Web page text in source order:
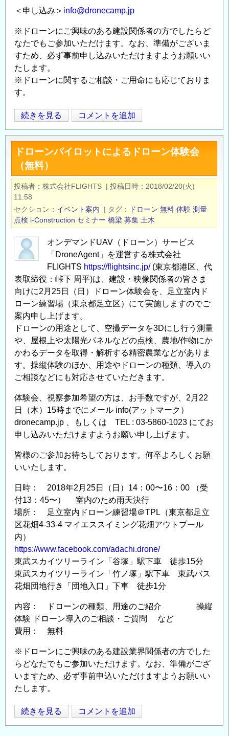
＜申し込み＞ info@dronecamp.jp
※ドローンにご興味のある建設関係者の方でしたらど
なたでもご参加いただけます。なお、準備がございま
すため、必ず事前申し込みいただけますようお願いい
たします。
※ドローンに関するご相談・ご用命にも応じておりま
す。
＜
参
加
無
料
＞
ド
ロ
ー
ン
パ
ッ
ト
よ
る
ド
ロ
ー
ン
体
験
会
3/25（日）
の
続きを見る コメントを追加
ドローンパイロットによるドローン体験会
（無料）
投稿者 株式会社FLIGHTS | 投稿日時
2018/02/20(火)
11:58
セクション
イベント案内 | タグ ドローン 無料 体験 測量
点検 i-Construction セミナー 橋梁 募集 土木
オンデマンドUAV（ドローン）サービス
「DroneAgent」を運営する株式会社
FLIGHTS https://flightsinc.jp/(東京都港区、代
表取締役：峠下 周平)は、建設・映像関係者の皆さま
向けに2月25日（日）ドローン体験会を、足立室内ド
ローン練習場（東京都足立区）にて実施しますのでご
案内申し上げます。
ドローンの用途として、空撮データを3Dにし行う測量
や、屋根上や太陽光パネルなどの点検、農地/作物にか
かわるデータを取得・解析する精密農業などがありま
す。操縦体験のほか、用途やドローンの種類、導入の
ご相談などにも対応させていただきます。
体験会、視察参加希望の方は、お手数ですが、2月22
日（木）15時までにメール info(アットマーク）
dronecamp.jp 、もしくは TEL : 03-5860-1023 にてお
申し込みいただけますようお願い申し上げます。
皆様のご参加お待ちしております。何卒よろしくお願
いいたします。
日時： 2018年2月25日（日）14：00〜16：00 （受
付13：45〜） 室内のため雨天決行
場所： 足立室内ドローン練習場＠TPL（東京都足立
区花畑4-33-4 マイエススイミング花畑アウトプール
内）
https://www.facebook.com/adachi.drone/
東武スカイツリーライン「谷塚」駅下車 徒歩15分
東武スカイツリーライン「竹ノ塚」駅下車 東武バス
花畑団地行き「団地入口」下車 徒歩1分
内容： ドローンの種類、用途のご紹介 操縦
体験 ドローン導入のご相談・ご質問 など
費用： 無料
※ドローンにご興味のある建設業界関係者の方でした
らどなたでもご参加いただけます。なお、準備がござ
いますため、必ず事前申込いただけますようお願いい
たします。
ド
ロ
続きを見る コメントを追加